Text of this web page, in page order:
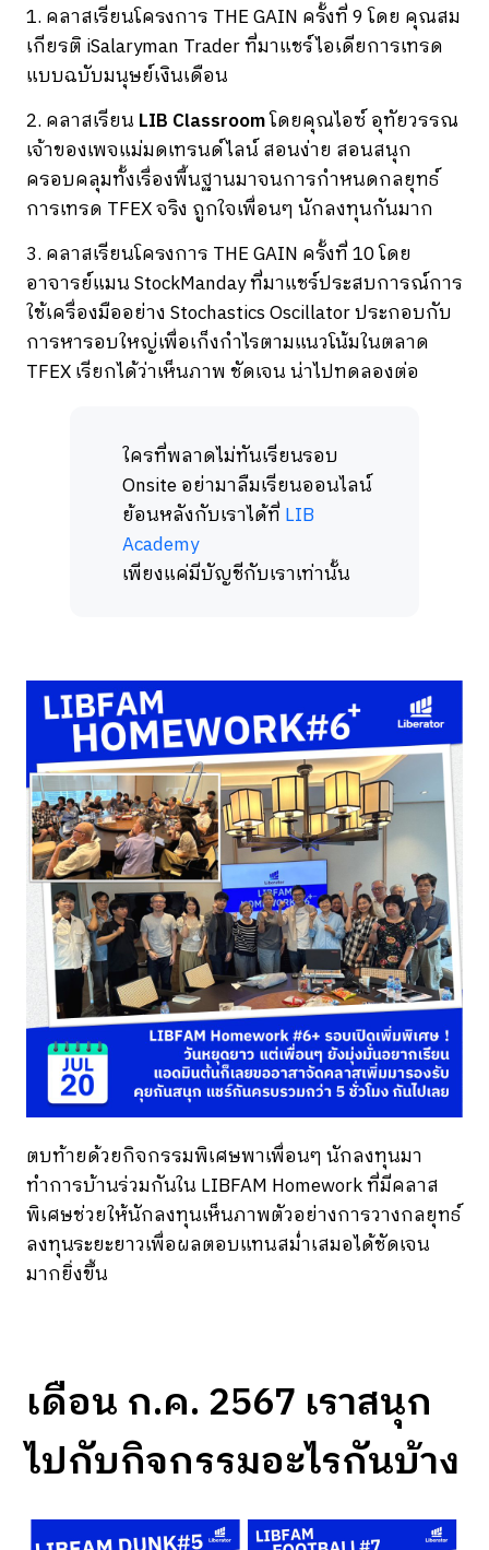
1. คลาสเรียนโครงการ THE GAIN ครั้งที่ 9 โดย คุณสม
เกียรติ iSalaryman Trader ที่มาแชร์ไอเดียการเทรด
แบบฉบับมนุษย์เงินเดือน
2. คลาสเรียน LIB Classroomโดยคุณไอซ์ อุทัยวรรณ
เจ้าของเพจแม่มดเทรนด์ไลน์ สอนง่าย สอนสนุก
ครอบคลุมทั้งเรื่องพื้นฐานมาจนการกำหนดกลยุทธ์
การเทรด TFEX จริง ถูกใจเพื่อนๆ นักลงทุนกันมาก
3. คลาสเรียนโครงการ THE GAIN ครั้งที่ 10 โดย
อาจารย์แมน StockManday ที่มาแชร์ประสบการณ์การ
ใช้เครื่องมืออย่าง Stochastics Oscillator ประกอบกับ
การหารอบใหญ่เพื่อเก็งกำไรตามแนวโน้มในตลาด
TFEX เรียกได้ว่าเห็นภาพ ชัดเจน น่าไปทดลองต่อ
ใครที่พลาดไม่ทันเรียนรอบ
Onsite อย่ามาลืมเรียนออนไลน์
ย้อนหลังกับเราได้ที่LIB
Academy
เพียงแค่มีบัญชีกับเราเท่านั้น
ตบท้ายด้วยกิจกรรมพิเศษพาเพื่อนๆ นักลงทุนมา
ทำการบ้านร่วมกันใน LIBFAM Homework ที่มีคลาส
พิเศษช่วยให้นักลงทุนเห็นภาพตัวอย่างการวางกลยุทธ์
ลงทุนระยะยาวเพื่อผลตอบแทนสม่ำเสมอได้ชัดเจน
มากยิ่งขึ้น
เดือน ก.ค. 2567 เราสนุก
ไปกับกิจกรรมอะไรกันบ้าง